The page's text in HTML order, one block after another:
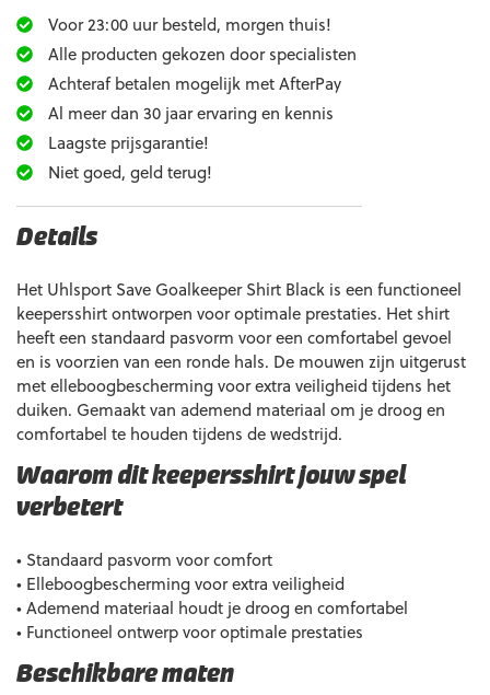
Voor 23:00 uur besteld, morgen thuis!
Alle producten gekozen door specialisten
Achteraf betalen mogelijk met AfterPay
Al meer dan 30 jaar ervaring en kennis
Laagste prijsgarantie!
Niet goed, geld terug!
Details
Het Uhlsport Save Goalkeeper Shirt Black is een functioneel
keepersshirt ontworpen voor optimale prestaties. Het shirt
heeft een standaard pasvorm voor een comfortabel gevoel
en is voorzien van een ronde hals. De mouwen zijn uitgerust
met elleboogbescherming voor extra veiligheid tijdens het
duiken. Gemaakt van ademend materiaal om je droog en
comfortabel te houden tijdens de wedstrijd.
Waarom dit keepersshirt jouw spel
verbetert
• Standaard pasvorm voor comfort
• Elleboogbescherming voor extra veiligheid
• Ademend materiaal houdt je droog en comfortabel
• Functioneel ontwerp voor optimale prestaties
Beschikbare maten